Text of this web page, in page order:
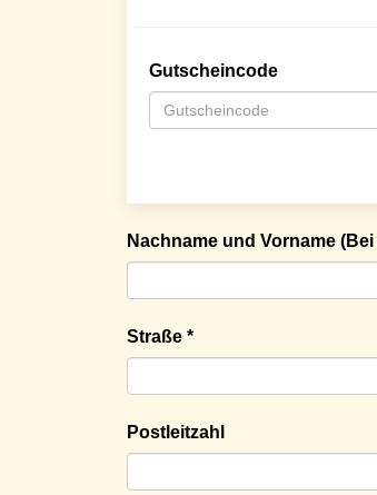
Gutscheincode
Nachname und Vorname
Straße *
Postleitzahl